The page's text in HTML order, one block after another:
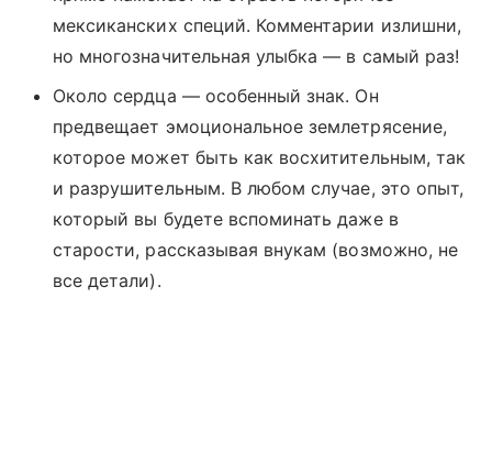
мексиканских специй. Комментарии излишни,
но многозначительная улыбка — в самый раз!
Около сердца — особенный знак. Он
предвещает эмоциональное землетрясение,
которое может быть как восхитительным, так
и разрушительным. В любом случае, это опыт,
который вы будете вспоминать даже в
старости, рассказывая внукам (возможно, не
все детали).